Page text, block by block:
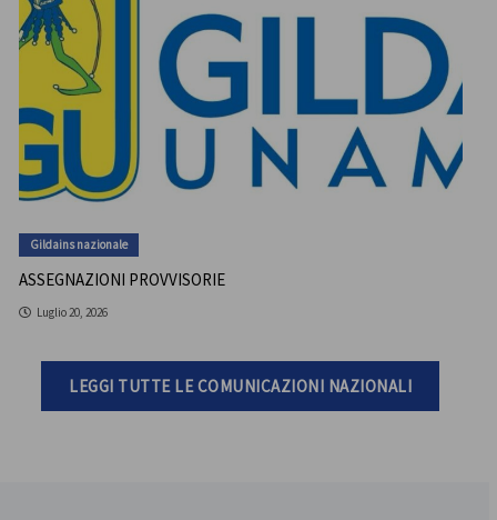
Gildains nazionale
ASSEGNAZIONI PROVVISORIE
Luglio 20, 2026
LEGGI TUTTE LE COMUNICAZIONI NAZIONALI